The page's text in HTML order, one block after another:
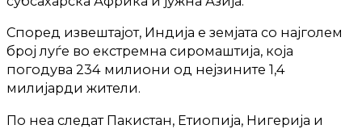
Според извештајот, Индија е земјата со најголем
број луѓе во екстремна сиромаштија, која
погодува 234 милиони од нејзините 1,4
милијарди жители.
По неа следат Пакистан, Етиопија, Нигерија и